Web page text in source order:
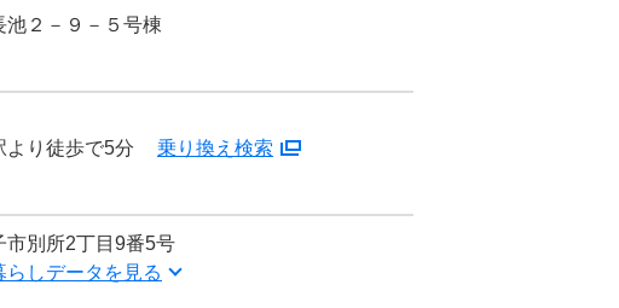
池２－９－５号棟
より徒歩で5分 乗り換え検索
市別所2丁目9番5号
らしデータを見る